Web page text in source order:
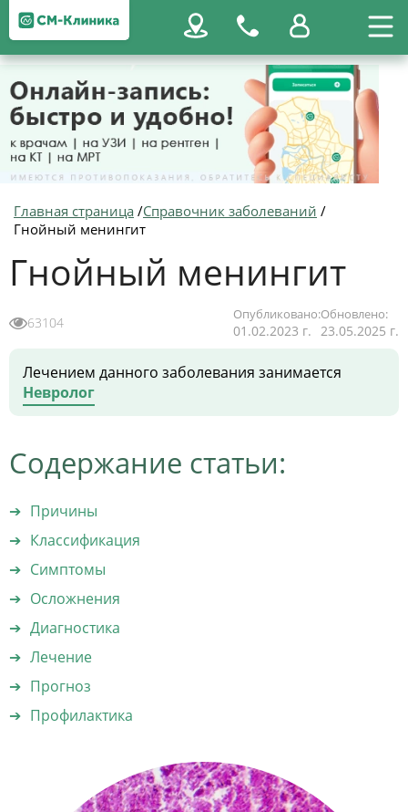
Главная страница /Справочник заболеваний /
Гнойный менингит
Гнойный менингит
63104 Опубликовано:
01.02.2023 г.
Обновлено:
23.05.2025 г.
Лечением данного заболевания занимается
Невролог
Содержание статьи:
Причины
Классификация
Симптомы
Осложнения
Диагностика
Лечение
Прогноз
Профилактика